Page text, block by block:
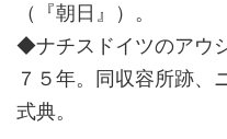
（『朝日』）。
◆ナチスドイツのアウ
７５年。同収容所跡、
式典。